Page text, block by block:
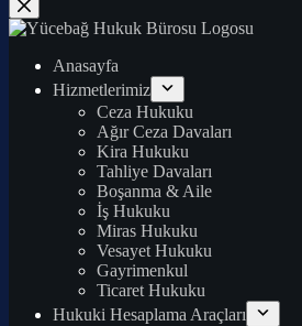
Anasayfa
Hizmetlerimiz
Ceza Hukuku
Ağır Ceza Davaları
Kira Hukuku
Tahliye Davaları
Boşanma & Aile
İş Hukuku
Miras Hukuku
Vesayet Hukuku
Gayrimenkul
Ticaret Hukuku
Hukuki Hesaplama Araçları